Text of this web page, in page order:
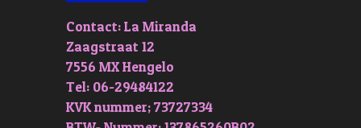
Contact: La Miranda
Zaagstraat 12
7556 MX Hengelo
Tel: 06-29484122
KVK nummer; 73727334